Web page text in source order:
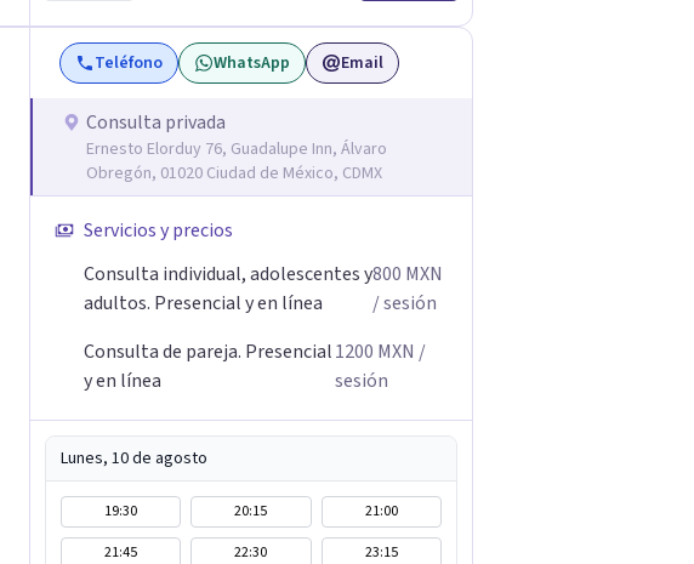
Teléfono WhatsApp Email
Consulta privada
Ernesto Elorduy 76, Guadalupe Inn, Álvaro
Obregón, 01020 Ciudad de México, CDMX
Servicios y precios
Consulta individual, adolescentes y
adultos. Presencial y en línea
800 MXN
/ sesión
Consulta de pareja. Presencial
y en línea
1200 MXN /
sesión
Lunes, 10 de agosto
19:30 20:15
21:00
21:45
22:30 23:15